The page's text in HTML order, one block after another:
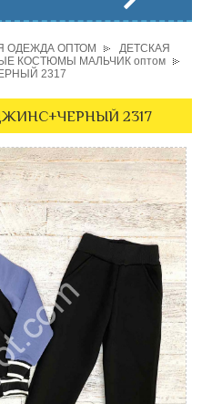
ОДЕЖДА ОПТОМ
ДЕТСКАЯ
КОСТЮМЫ МАЛЬЧИК оптом
2317
2317